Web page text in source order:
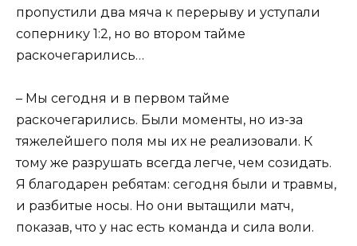
пропустили два мяча к перерыву и уступали
сопернику 1:2, но во втором тайме
раскочегарились…
– Мы сегодня и в первом тайме
раскочегарились. Были моменты, но из-за
тяжелейшего поля мы их не реализовали. К
тому же разрушать всегда легче, чем созидать.
Я благодарен ребятам: сегодня были и травмы,
и разбитые носы. Но они вытащили матч,
показав, что у нас есть команда и сила воли.